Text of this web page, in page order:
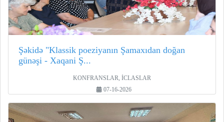
Şəkidə "Klassik poeziyanın Şamaxıdan doğan
günəşi - Xaqani Ş...
KONFRANSLAR, İCLASLAR
07-16-2026